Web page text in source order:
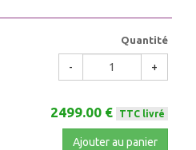
Quantité
- +
2499.00 € TTC livré
Ajouter au panier